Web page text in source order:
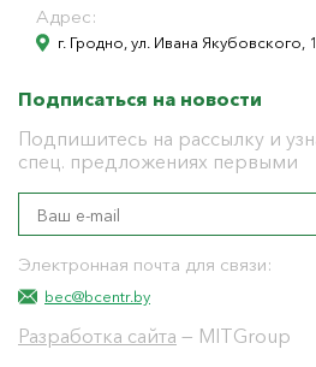
Адрес:
г. Гродно, ул. Ивана Якубовского,
Подписаться на новости
Подпишитесь на рассылку и
спец. предложениях первыми
Электронная почта для связи:
bec@bcentr.by
Разработка сайта — MITGroup